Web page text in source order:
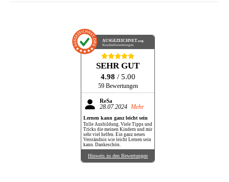
AUSGEZEICHNET.org
Kundenbewertungen
SEHR GUT
4.98 / 5.00
59 Bewertungen
ReSa
28.07.2024 Mehr
Lernen kann ganz leicht sein
Tolle Ausbildung. Viele Tipps und
Tricks die meinen Kindern und mir
sehr viel helfen. Ein ganz neues
Verständnis wie leicht Lernen sein
kann. Dankeschön.
Hinweis zu den Bewertungen